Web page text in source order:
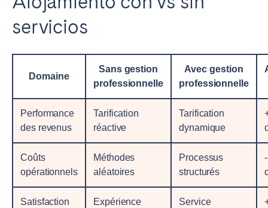
servicios
Domaine
Sans gestion
professionnelle
Avec gestion
professionnelle
Performance
des revenus
Tarification
réactive
Tarification
dynamique
Coûts
opérationnels
Méthodes
aléatoires
Processus
structurés
Satisfaction
Expérience
Service